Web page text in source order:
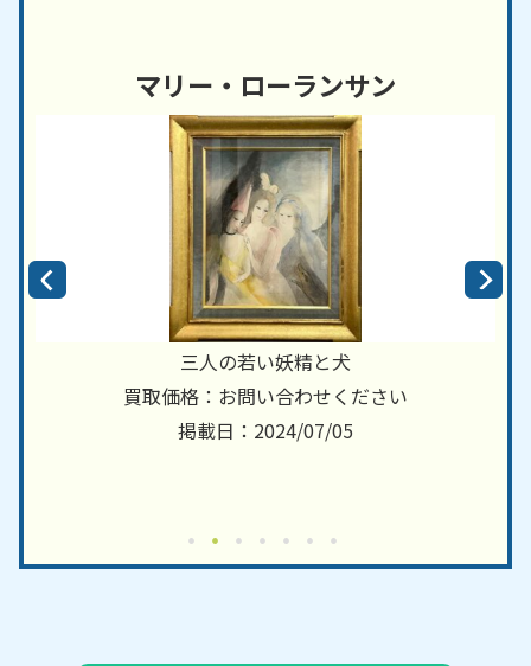
マリー・ローランサン
三人の若い妖精と犬
買取価格：お問い合わせください
掲載日：2024/07/05